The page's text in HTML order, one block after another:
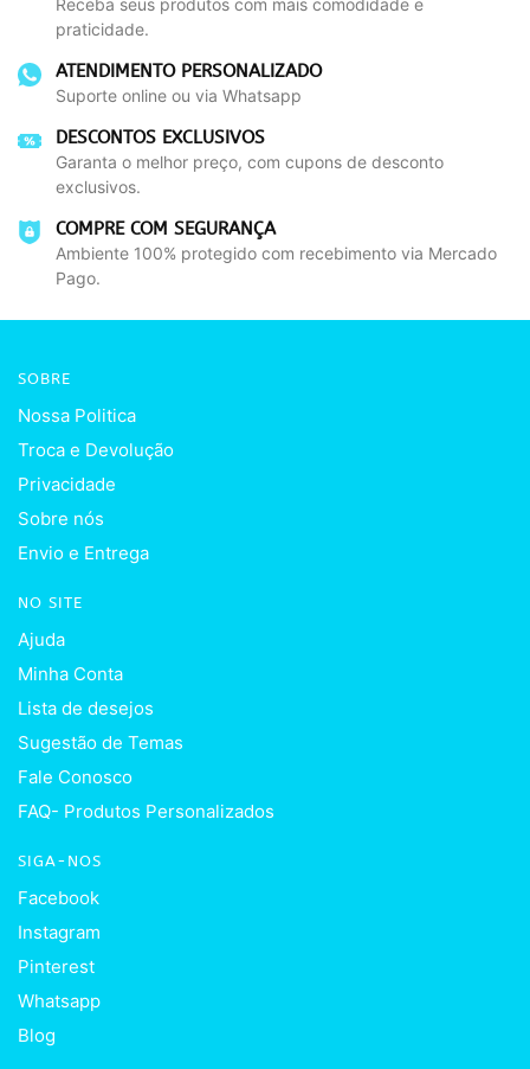
praticidade.
ATENDIMENTO PERSONALIZADO
Suporte online ou via Whatsapp
DESCONTOS EXCLUSIVOS
Garanta o melhor preço, com cupons de desconto
exclusivos.
COMPRE COM SEGURANÇA
Ambiente 100% protegido com recebimento via Mercado
Pago.
SOBRE
Nossa Politica
Troca e Devolução
Privacidade
Sobre nós
Envio e Entrega
NO SITE
Ajuda
Minha Conta
Lista de desejos
Sugestão de Temas
Fale Conosco
FAQ- Produtos Personalizados
SIGA-NOS
Facebook
Instagram
Pinterest
Whatsapp
Blog